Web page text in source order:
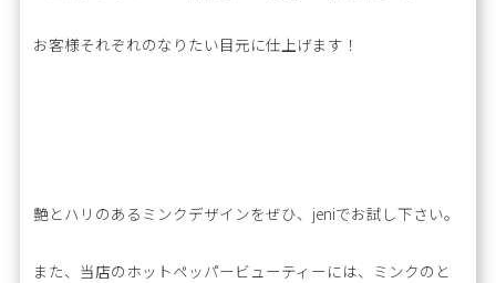
お客様それぞれのなりたい目元に仕上げます！
艶とハリのあるミンクデザインをぜひ、jeniでお試し下さい。
また、当店のホットペッパービューティーには、ミンクのと